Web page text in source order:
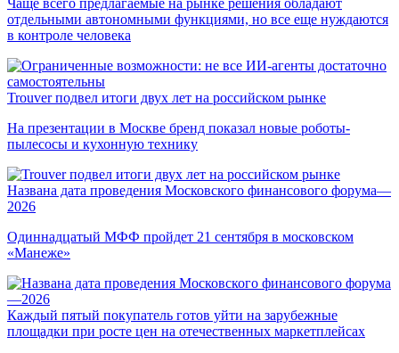
Чаще всего предлагаемые на рынке решения обладают
отдельными автономными функциями, но все еще нуждаются
в контроле человека
Trouver подвел итоги двух лет на российском рынке
На презентации в Москве бренд показал новые роботы-
пылесосы и кухонную технику
Названа дата проведения Московского финансового форума—
2026
Одиннадцатый МФФ пройдет 21 сентября в московском
«Манеже»
Каждый пятый покупатель готов уйти на зарубежные
площадки при росте цен на отечественных маркетплейсах